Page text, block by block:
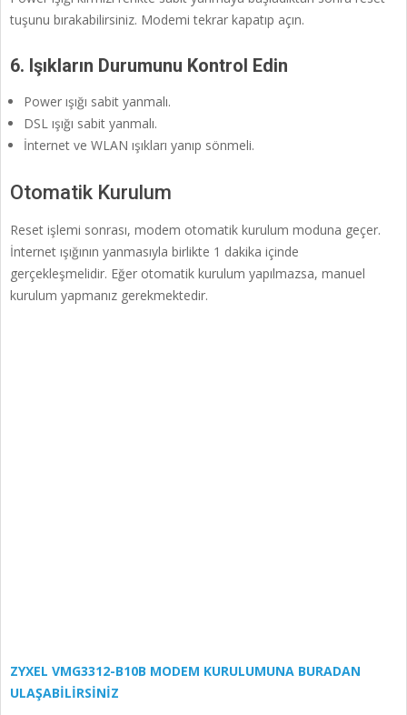
tuşunu bırakabilirsiniz. Modemi tekrar kapatıp açın.
6. Işıkların Durumunu Kontrol Edin
Power ışığı sabit yanmalı.
DSL ışığı sabit yanmalı.
İnternet ve WLAN ışıkları yanıp sönmeli.
Otomatik Kurulum
Reset işlemi sonrası, modem otomatik kurulum moduna geçer.
İnternet ışığının yanmasıyla birlikte 1 dakika içinde
gerçekleşmelidir. Eğer otomatik kurulum yapılmazsa, manuel
kurulum yapmanız gerekmektedir.
ZYXEL VMG3312-B10B MODEM KURULUMUNA BURADAN
ULAŞABİLİRSİNİZ